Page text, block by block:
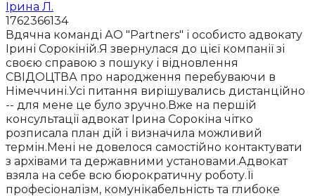
Ірина Л.
1762366134
Вдячна команді АО "Partners" і особисто адвокату
Ірині Сорокіній.Я звернулася до цієї компанії зі
своєю справою з пошуку і відновлення
СВІДОЦТВА про народження перебуваючи в
Німеччині.Усі питання вирішувались дистанційно
-- для мене це було зручно.Вже на першій
консультації адвокат Ірина Сорокіна чітко
розписала план дій і визначила можливий
термін.Мені не довелося самостійно контактувати
з архівами та державними установами.Адвокат
взяла на себе всю бюрократичну роботу.Її
професіоналізм, комунікабельність та глибоке